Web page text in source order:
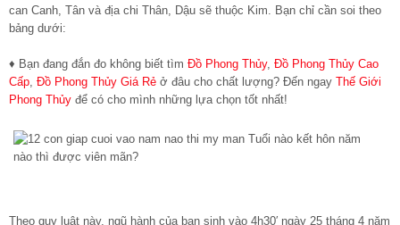
can Canh, Tân và địa chi Thân, Dậu sẽ thuộc Kim. Bạn chỉ cần soi theo
bảng dưới:
♦ Bạn đang đắn đo không biết tìm Đồ Phong Thủy, Đồ Phong Thủy Cao
Cấp Đồ Phong Thủy Giá Rẻ ở đâu cho chất lượng? Đến ngay Thế Giới
Phong Thủy để có cho mình những lựa chọn tốt nhất!
Theo quy luật này, ngũ hành của bạn sinh vào 4h30′ ngày 25 tháng 4 năm